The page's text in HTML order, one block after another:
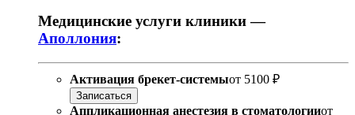
Медицинские услуги клиники —
Аполлония:
Активация брекет-системыот 5100 ₽
Записаться
Аппликационная анестезия в стоматологииот